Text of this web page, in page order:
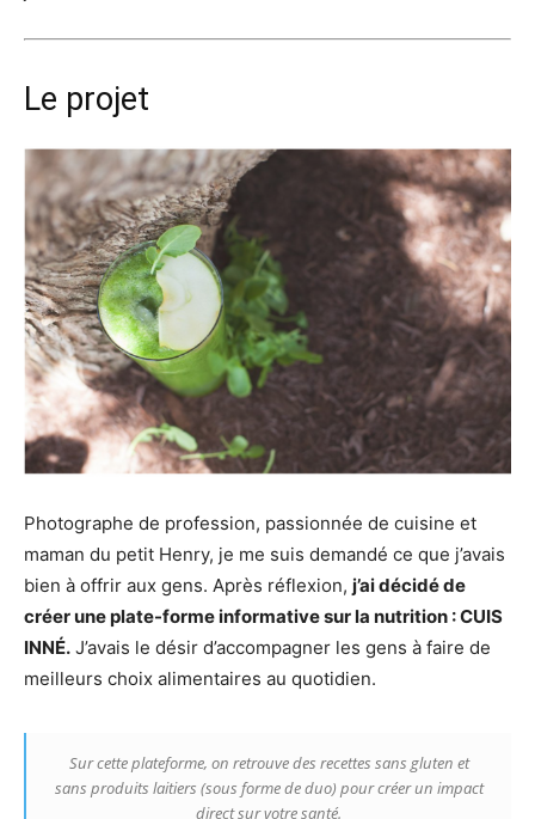
Le projet
Photographe de profession, passionnée de cuisine et
maman du petit Henry, je me suis demandé ce que j’avais
bien à offrir aux gens. Après réflexion, j’ai décidé de
créer une plate-forme informative sur la nutrition : CUIS
INNÉ. J’avais le désir d’accompagner les gens à faire de
meilleurs choix alimentaires au quotidien.
Sur cette plateforme, on retrouve des recettes sans gluten et
sans produits laitiers (sous forme de duo) pour créer un impact
direct sur votre santé.